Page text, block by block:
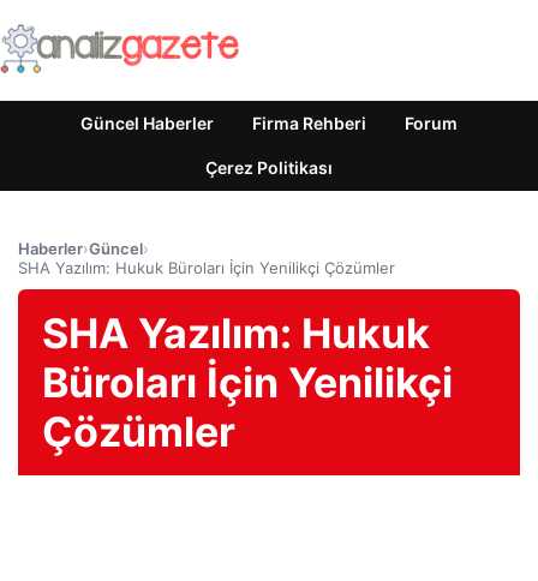
Güncel Haberler Firma Rehberi Forum
Çerez Politikası
Haberler›Güncel›
SHA Yazılım: Hukuk Büroları İçin Yenilikçi Çözümler
SHA Yazılım: Hukuk
Büroları İçin Yenilikçi
Çözümler